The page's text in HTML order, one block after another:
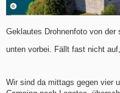
Geklautes Drohnenfoto von
unten vorbei. Fällt fast nicht
Wir sind da mittags gegen vier